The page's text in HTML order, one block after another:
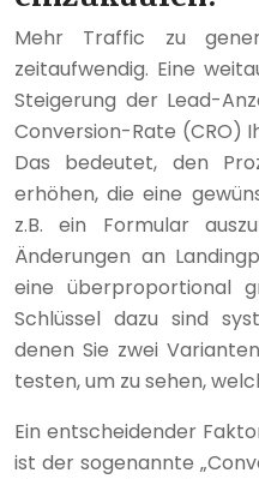
Mehr Traffic zu
zeitaufwendig. Eine
Steigerung der Lead-
Conversion-Rate (CRO)
Das bedeutet, den
erhöhen, die eine
z.B. ein Formular
Änderungen an
eine überproportional
Schlüssel dazu sind
denen Sie zwei
testen, um zu sehen,
Ein entscheidender
ist der sogenannte